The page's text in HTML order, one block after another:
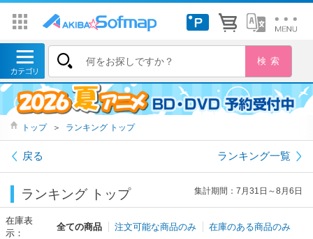
トップ ＞ ランキング トップ
戻る ランキング一覧
ランキング トップ 集計期間：7月31日～8月6日
在庫表
示：
全ての商品 注文可能な商品のみ
在庫のある商品のみ